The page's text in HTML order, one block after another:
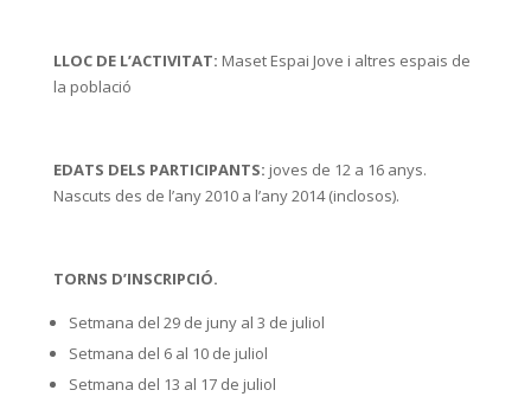
LLOC DE L’ACTIVITAT: Maset Espai Jove i altres espais de
la població
EDATS DELS PARTICIPANTS: joves de 12 a 16 anys.
Nascuts des de l’any 2010 a l’any 2014 (inclosos).
TORNS D’INSCRIPCIÓ.
Setmana del 29 de juny al 3 de juliol
Setmana del 6 al 10 de juliol
Setmana del 13 al 17 de juliol